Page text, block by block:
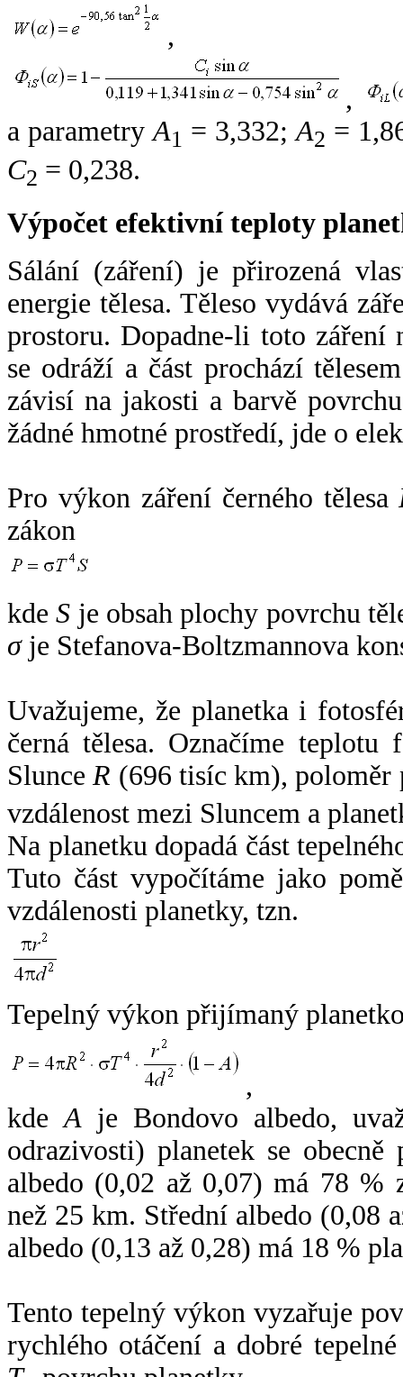
,
,
a parametryA1 = 3,332;A2 =
C2 = 0,238.
Výpočet efektivní teploty
Sálání (záření) je přirozená
energie tělesa. Těleso vydává
prostoru. Dopadne-li toto záření
se odráží a část prochází
závisí na jakosti a barvě
žádné hmotné prostředí, jde o
Pro výkon záření černého tělesa
zákon
kdeS je obsah plochy povrchu
σje Stefanova-Boltzmannova
Uvažujeme, že planetka i
černá tělesa. Označíme
SlunceR (696 tisíc km),
vzdálenost mezi Sluncem a
Na planetku dopadá část
Tuto část vypočítáme jako
vzdálenosti planetky, tzn.
Tepelný výkon přijímaný
,
kdeA je Bondovo albedo,
odrazivosti) planetek se
albedo (0,02 až 0,07) má 78 %
než 25 km. Střední albedo (0,08
albedo (0,13 až 0,28) má 18 %
Tento tepelný výkon vyzařuje
rychlého otáčení a dobré